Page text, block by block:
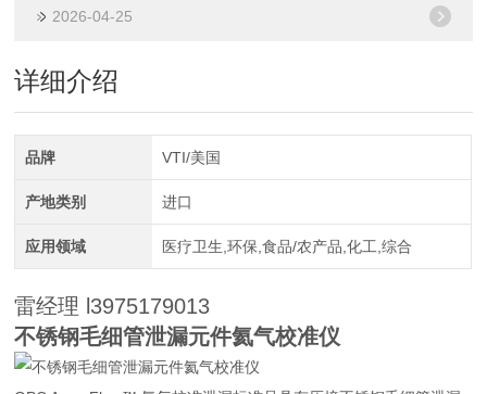
2026-04-25
详细介绍
品牌 VTI/美国
产地类别 进口
应用领域 医疗卫生,环保,食品/农产品,化工,综合
雷经理 l3975179013
不锈钢毛细管泄漏元件氦气校准仪